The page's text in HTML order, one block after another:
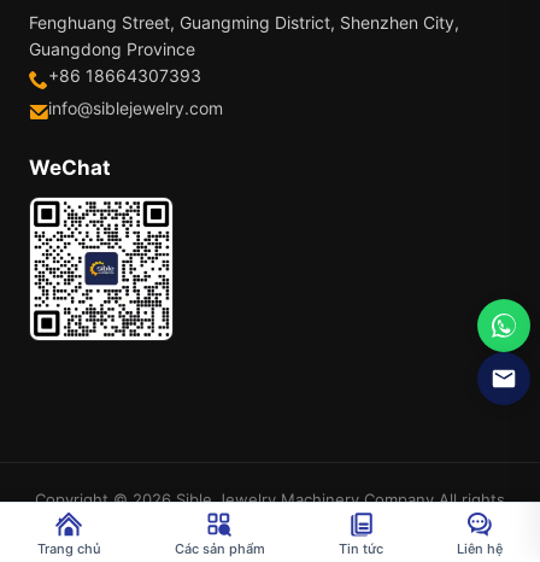
Fenghuang Street, Guangming District, Shenzhen City,
Guangdong Province
+86 18664307393
info@siblejewelry.com
WeChat
Copyright © 2026 Sible Jewelry Machinery Company.All rights
Sơ đồ trang web
Trang chủ Các sản phẩm Tin tức Liên hệ